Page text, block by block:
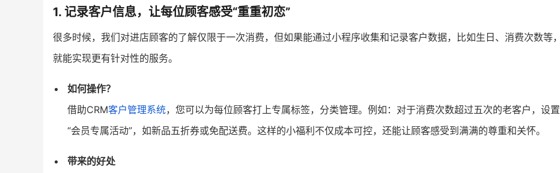
1. 记录客户信息，让每位顾客感受“重重初恋”
很多时候，我们对进店顾客的了解仅限于一次消费，但如果能通过小程序收集和记录客户数据，比如生日、消费次数等，
就能实现更有针对性的服务。
如何操作？
借助CRM客户管理系统，您可以为每位顾客打上专属标签，分类管理。例如：对于消费次数超过五次的老客户，设置
“会员专属活动”，如新品五折券或免配送费。这样的小福利不仅成本可控，还能让顾客感受到满满的尊重和关怀。
带来的好处